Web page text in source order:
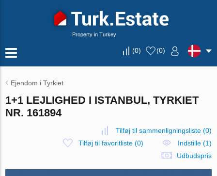
Property in Turkey
(0) (0)
Ejendom i Tyrkiet
1+1 LEJLIGHED I ISTANBUL, TYRKIET
NR. 161894
Tilføj til sammenligningsliste(0)
Tilføj til favoritliste (0)
Indstille (1)
Udbudspris